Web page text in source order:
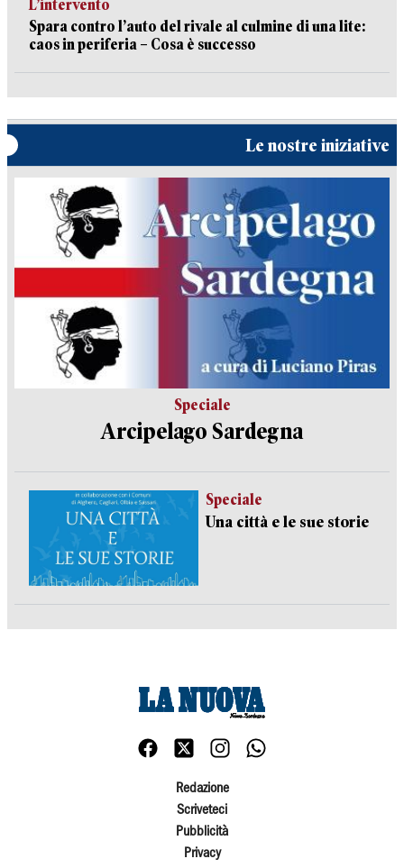
L’intervento
Spara contro l’auto del rivale al culmine di una lite:
caos in periferia – Cosa è successo
Le nostre iniziative
Speciale
Arcipelago Sardegna
Speciale
Una città e le sue storie
Redazione
Scriveteci
Pubblicità
Privacy